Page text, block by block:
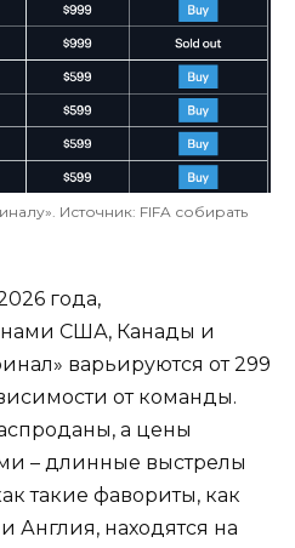
Источник: FIFA собирать
года,
США, Канады и
варьируются от 299
от команды.
а цены
– длинные выстрелы
такие фавориты, как
Англия, находятся на